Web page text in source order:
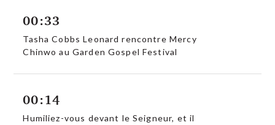
00:33
Tasha Cobbs Leonard rencontre Mercy
Chinwo au Garden Gospel Festival
00:14
Humiliez-vous devant le Seigneur, et il